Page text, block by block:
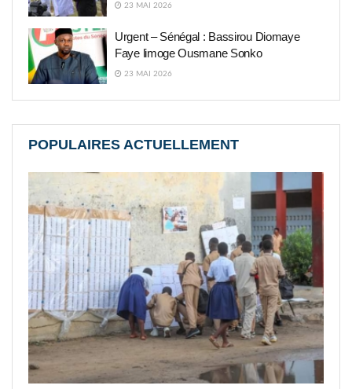
23 MAI 2026
Urgent – Sénégal : Bassirou Diomaye
Faye limoge Ousmane Sonko
23 MAI 2026
POPULAIRES ACTUELLEMENT